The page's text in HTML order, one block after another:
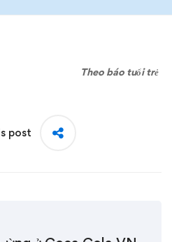
Theo báo tuổi trẻ
post